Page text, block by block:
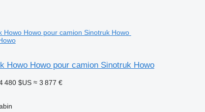
Howo Howo pour camion Sinotruk Howo
480 $US ≈ 3 877 €